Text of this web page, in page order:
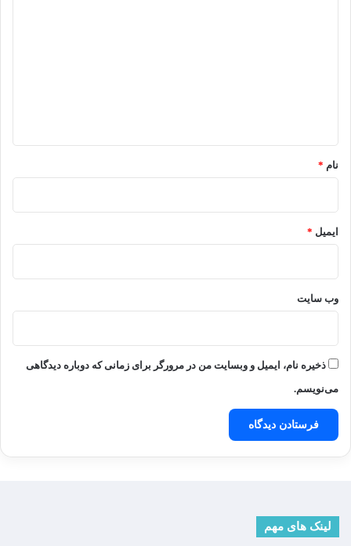
نام *
ایمیل *
وب‌ سایت
ذخیره نام، ایمیل و وبسایت من در مرورگر برای زمانی که دوباره دیدگاهی
می‌نویسم.
لینک های مهم